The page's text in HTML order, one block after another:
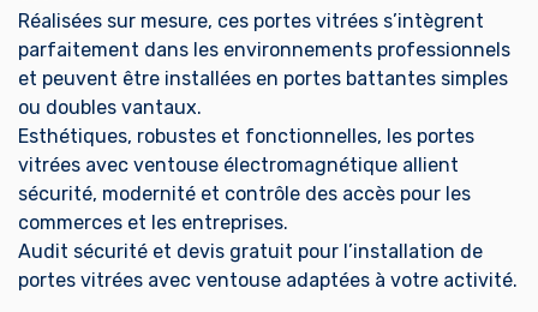
Réalisées sur mesure, ces portes vitrées s’intègrent
parfaitement dans les environnements professionnels
et peuvent être installées en portes battantes simples
ou doubles vantaux.
Esthétiques, robustes et fonctionnelles, les portes
vitrées avec ventouse électromagnétique allient
sécurité, modernité et contrôle des accès pour les
commerces et les entreprises.
Audit sécurité et devis gratuit pour l’installation de
portes vitrées avec ventouse adaptées à votre activité.